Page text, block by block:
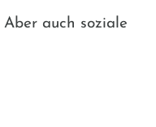
auch soziale